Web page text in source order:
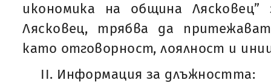
икономика на община
Лясковец, трябва да
като отговорност, лоялност и
II. Информация за длъжността: